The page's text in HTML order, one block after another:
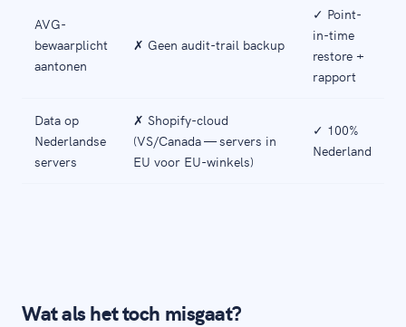
AVG-
bewaarplicht
aantonen
✗ Geen audit-trail backup
✓ Point-
in-time
restore +
rapport
Data op
Nederlandse
servers
✗ Shopify-cloud
(VS/Canada — servers in
EU voor EU-winkels)
✓ 100%
Nederland
Wat als het toch misgaat?